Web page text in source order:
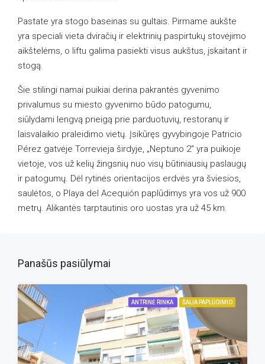
Pastate yra stogo baseinas su gultais. Pirmame aukšte
yra speciali vieta dviračių ir elektrinių paspirtukų stovėjimo
aikštelėms, o liftu galima pasiekti visus aukštus, įskaitant ir
stogą.
Šie stilingi namai puikiai derina pakrantės gyvenimo
privalumus su miesto gyvenimo būdo patogumu,
siūlydami lengvą prieigą prie parduotuvių, restoranų ir
laisvalaikio praleidimo vietų. Įsikūręs gyvybingoje Patricio
Pérez gatvėje Torrevieja širdyje, „Neptuno 2“ yra puikioje
vietoje, vos už kelių žingsnių nuo visų būtiniausių paslaugų
ir patogumų. Dėl rytinės orientacijos erdvės yra šviesios,
saulėtos, o Playa del Acequión paplūdimys yra vos už 900
metrų. Alikantės tarptautinis oro uostas yra už 45 km.
Panašūs pasiūlymai
ANTRINĖ RINKA ŠALIA PAPLŪDIMIO